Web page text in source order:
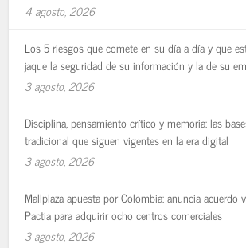
4 agosto, 2026
Los 5 riesgos que comete en su día a día y que
jaque la seguridad de su información y la de su
3 agosto, 2026
Disciplina, pensamiento crítico y memoria: las
tradicional que siguen vigentes en la era digital
3 agosto, 2026
Mallplaza apuesta por Colombia: anuncia acuerdo
Pactia para adquirir ocho centros comerciales
3 agosto, 2026